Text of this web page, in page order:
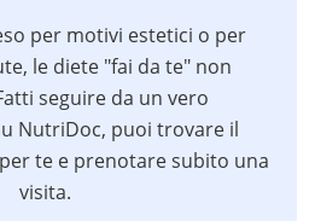
per motivi estetici o per
le diete "fai da te" non
seguire da un vero
NutriDoc, puoi trovare il
te e prenotare subito una
visita.